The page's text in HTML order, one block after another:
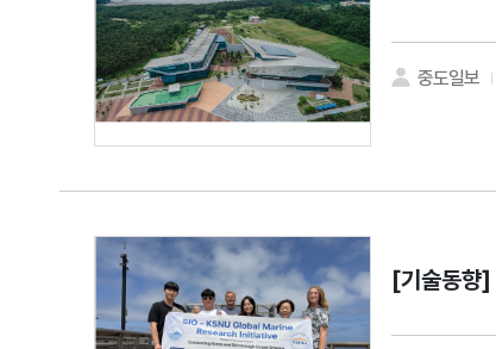
중도일보
[기술동향]